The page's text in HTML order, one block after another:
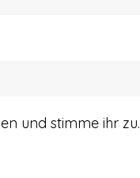
und stimme ihr zu.